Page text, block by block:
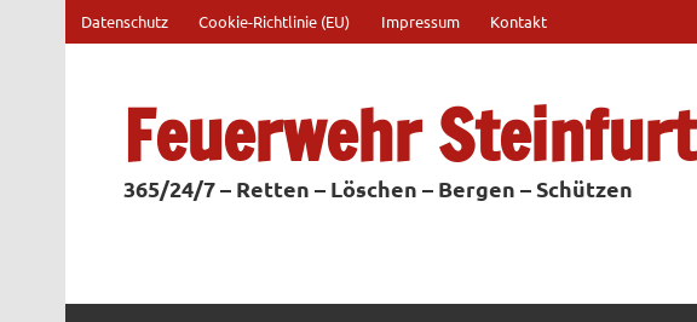
springen
Datenschutz Cookie-Richtlinie (EU) Impressum Kontakt
Feuerwehr Steinfurt
365/24/7 – Retten – Löschen – Bergen – Schützen